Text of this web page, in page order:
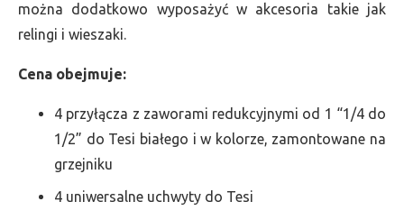
można dodatkowo wyposażyć w akcesoria takie jak
relingi i wieszaki.
Cena obejmuje:
4 przyłącza z zaworami redukcyjnymi od 1 “1/4 do
1/2” do Tesi białego i w kolorze, zamontowane na
grzejniku
4 uniwersalne uchwyty do Tesi